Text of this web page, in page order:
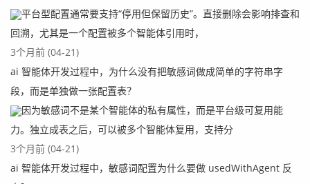
平台型配置通常要支持“停用但保留历史”。直接删除会影响排查和
回溯，尤其是一个配置被多个智能体引用时，
3个月前 (04-21)
ai 智能体开发过程中，为什么没有把敏感词做成简单的字符串字
段，而是单独做一张配置表？
因为敏感词不是某个智能体的私有属性，而是平台级可复用能
力。独立成表之后，可以被多个智能体复用，支持分
3个月前 (04-21)
ai 智能体开发过程中，敏感词配置为什么要做 usedWithAgent 反